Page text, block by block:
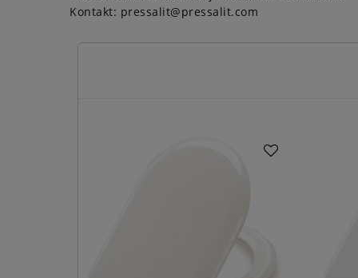
Kontakt: pressalit@pressalit.com